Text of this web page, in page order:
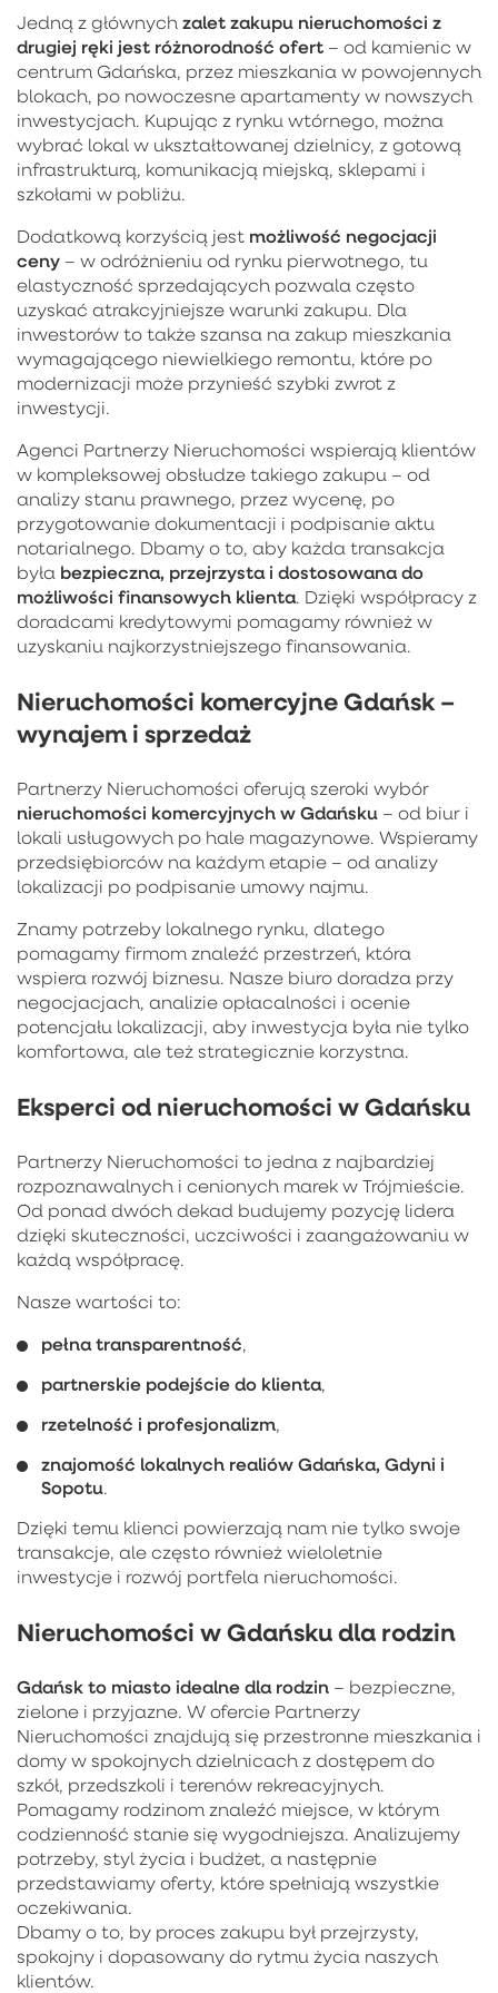
Jedną z głównych zalet zakupu nieruchomości z
drugiej ręki jest różnorodność ofert – od kamienic w
centrum Gdańska, przez mieszkania w powojennych
blokach, po nowoczesne apartamenty w nowszych
inwestycjach. Kupując z rynku wtórnego, można
wybrać lokal w ukształtowanej dzielnicy, z gotową
infrastrukturą, komunikacją miejską, sklepami i
szkołami w pobliżu.
Dodatkową korzyścią jest możliwość negocjacji
ceny – w odróżnieniu od rynku pierwotnego, tu
elastyczność sprzedających pozwala często
uzyskać atrakcyjniejsze warunki zakupu. Dla
inwestorów to także szansa na zakup mieszkania
wymagającego niewielkiego remontu, które po
modernizacji może przynieść szybki zwrot z
inwestycji.
Agenci Partnerzy Nieruchomości wspierają klientów
w kompleksowej obsłudze takiego zakupu – od
analizy stanu prawnego, przez wycenę, po
przygotowanie dokumentacji i podpisanie aktu
notarialnego. Dbamy o to, aby każda transakcja
była bezpieczna, przejrzysta i dostosowana do
możliwości finansowych klienta. Dzięki współpracy z
doradcami kredytowymi pomagamy również w
uzyskaniu najkorzystniejszego finansowania.
Nieruchomości komercyjne Gdańsk –
wynajem i sprzedaż
Partnerzy Nieruchomości oferują szeroki wybór
nieruchomości komercyjnych w Gdańsku – od biur i
lokali usługowych po hale magazynowe. Wspieramy
przedsiębiorców na każdym etapie – od analizy
lokalizacji po podpisanie umowy najmu.
Znamy potrzeby lokalnego rynku, dlatego
pomagamy firmom znaleźć przestrzeń, która
wspiera rozwój biznesu. Nasze biuro doradza przy
negocjacjach, analizie opłacalności i ocenie
potencjału lokalizacji, aby inwestycja była nie tylko
komfortowa, ale też strategicznie korzystna.
Eksperci od nieruchomości w Gdańsku
Partnerzy Nieruchomości to jedna z najbardziej
rozpoznawalnych i cenionych marek w Trójmieście.
Od ponad dwóch dekad budujemy pozycję lidera
dzięki skuteczności, uczciwości i zaangażowaniu w
każdą współpracę.
Nasze wartości to:
pełna transparentność,
partnerskie podejście do klienta,
rzetelność i profesjonalizm,
znajomość lokalnych realiów Gdańska, Gdyni i
Sopotu.
Dzięki temu klienci powierzają nam nie tylko swoje
transakcje, ale często również wieloletnie
inwestycje i rozwój portfela nieruchomości.
Nieruchomości w Gdańsku dla rodzin
Gdańsk to miasto idealne dla rodzin – bezpieczne,
zielone i przyjazne. W ofercie Partnerzy
Nieruchomości znajdują się przestronne mieszkania i
domy w spokojnych dzielnicach z dostępem do
szkół, przedszkoli i terenów rekreacyjnych.
Pomagamy rodzinom znaleźć miejsce, w którym
codzienność stanie się wygodniejsza. Analizujemy
potrzeby, styl życia i budżet, a następnie
przedstawiamy oferty, które spełniają wszystkie
oczekiwania.
Dbamy o to, by proces zakupu był przejrzysty,
spokojny i dopasowany do rytmu życia naszych
klientów.